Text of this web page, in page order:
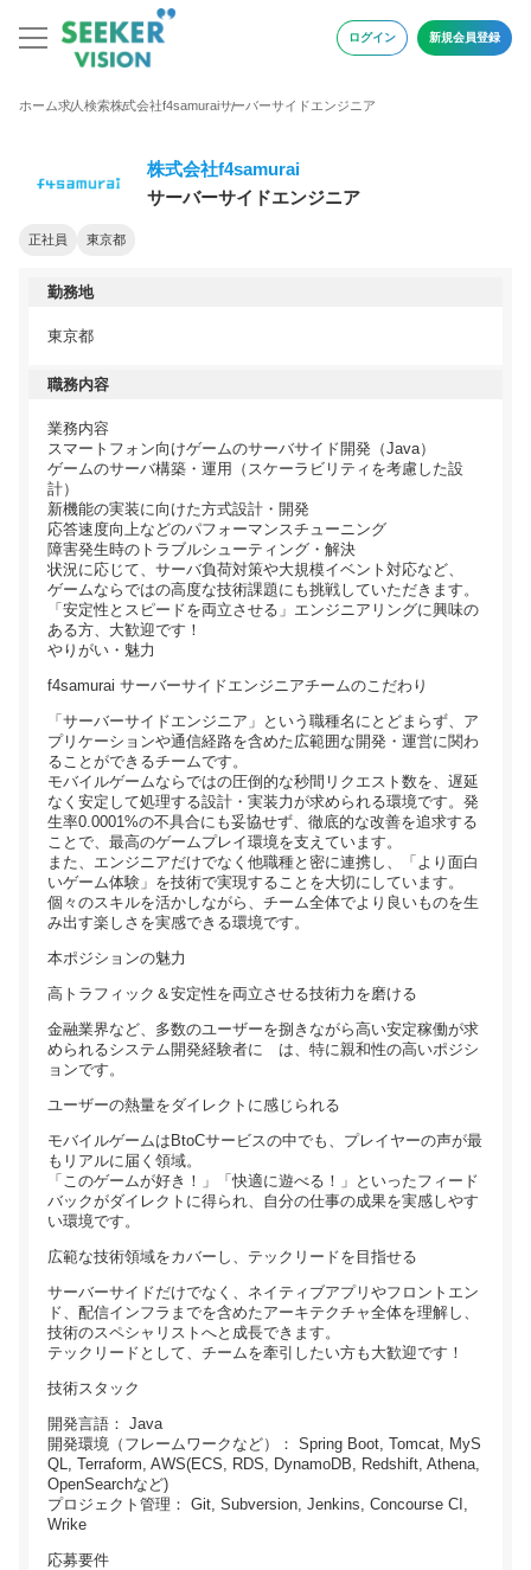
ログイン 新規会員登録
ホーム求人検索株式会社f4samuraiサーバーサイドエンジニア
株式会社f4samurai
サーバーサイドエンジニア
正社員 東京都
勤務地
東京都
職務内容
業務内容
スマートフォン向けゲームのサーバサイド開発（Java）
ゲームのサーバ構築・運用（スケーラビリティを考慮した設
計）
新機能の実装に向けた方式設計・開発
応答速度向上などのパフォーマンスチューニング
障害発生時のトラブルシューティング・解決
状況に応じて、サーバ負荷対策や大規模イベント対応など、
ゲームならではの高度な技術課題にも挑戦していただきます。
「安定性とスピードを両立させる」エンジニアリングに興味の
ある方、大歓迎です！
やりがい・魅力
f4samurai サーバーサイドエンジニアチームのこだわり
「サーバーサイドエンジニア」という職種名にとどまらず、ア
プリケーションや通信経路を含めた広範囲な開発・運営に関わ
ることができるチームです。
モバイルゲームならではの圧倒的な秒間リクエスト数を、遅延
なく安定して処理する設計・実装力が求められる環境です。発
生率0.0001%の不具合にも妥協せず、徹底的な改善を追求する
ことで、最高のゲームプレイ環境を支えています。
また、エンジニアだけでなく他職種と密に連携し、「より面白
いゲーム体験」を技術で実現することを大切にしています。
個々のスキルを活かしながら、チーム全体でより良いものを生
み出す楽しさを実感できる環境です。
本ポジションの魅力
高トラフィック＆安定性を両立させる技術力を磨ける
金融業界など、多数のユーザーを捌きながら高い安定稼働が求
められるシステム開発経験者に は、特に親和性の高いポジシ
ョンです。
ユーザーの熱量をダイレクトに感じられる
モバイルゲームはBtoCサービスの中でも、プレイヤーの声が最
もリアルに届く領域。
「このゲームが好き！」「快適に遊べる！」といったフィード
バックがダイレクトに得られ、自分の仕事の成果を実感しやす
い環境です。
広範な技術領域をカバーし、テックリードを目指せる
サーバーサイドだけでなく、ネイティブアプリやフロントエン
ド、配信インフラまでを含めたアーキテクチャ全体を理解し、
技術のスペシャリストへと成長できます。
テックリードとして、チームを牽引したい方も大歓迎です！
技術スタック
開発言語： Java
開発環境（フレームワークなど）： Spring Boot, Tomcat, MyS
QL, Terraform, AWS(ECS, RDS, DynamoDB, Redshift, Athena,
OpenSearchなど)
プロジェクト管理： Git, Subversion, Jenkins, Concourse CI,
Wrike
応募要件